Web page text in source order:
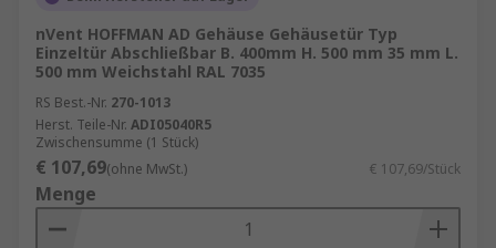
nVent HOFFMAN AD Gehäuse Gehäusetür Typ
Einzeltür Abschließbar B. 400mm H. 500 mm 35 mm L.
500 mm Weichstahl RAL 7035
RS Best.-Nr. 270-1013
Herst. Teile-Nr. ADI05040R5
Zwischensumme (1 Stück)
€ 107,69(ohne MwSt.) € 107,69/Stück
Menge